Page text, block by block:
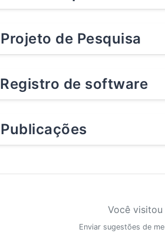
Projeto de Pesquisa
Registro de software
Publicações
Você
Enviar sugestões de